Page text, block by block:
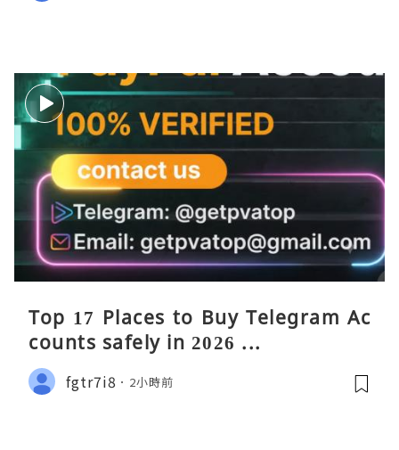
Top 17 Places to Buy Telegram Ac
counts safely in 2026 ...
fgtr7i8 2小時前